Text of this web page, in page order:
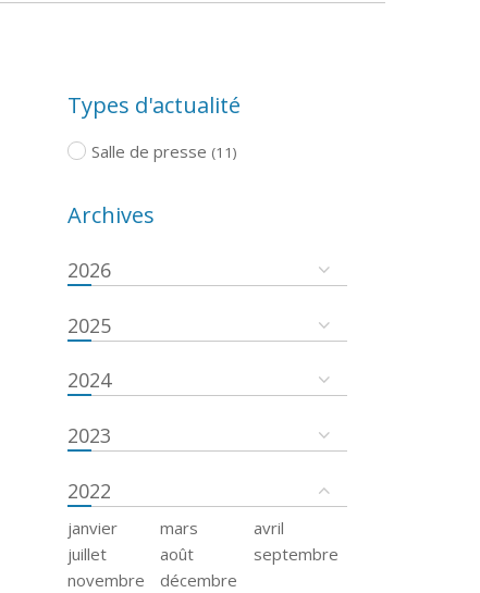
Types d'actualité
Salle de presse (11)
Archives
2026
2025
2024
2023
2022
janvier mars
avril
juillet
août
septembre
novembre
décembre